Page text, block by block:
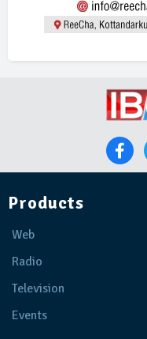
Products
Web
Radio
Television
Events